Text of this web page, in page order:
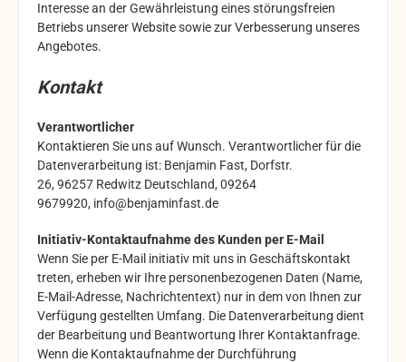
Interesse an der Gewährleistung eines störungsfreien
Betriebs unserer Website sowie zur Verbesserung unseres
Angebotes.
Kontakt
Verantwortlicher
Kontaktieren Sie uns auf Wunsch. Verantwortlicher für die
Datenverarbeitung ist: Benjamin Fast, Dorfstr.
26, 96257 Redwitz Deutschland, 09264
9679920, info@benjaminfast.de
Initiativ-Kontaktaufnahme des Kunden per E-Mail
Wenn Sie per E-Mail initiativ mit uns in Geschäftskontakt
treten, erheben wir Ihre personenbezogenen Daten (Name,
E-Mail-Adresse, Nachrichtentext) nur in dem von Ihnen zur
Verfügung gestellten Umfang. Die Datenverarbeitung dient
der Bearbeitung und Beantwortung Ihrer Kontaktanfrage.
Wenn die Kontaktaufnahme der Durchführung